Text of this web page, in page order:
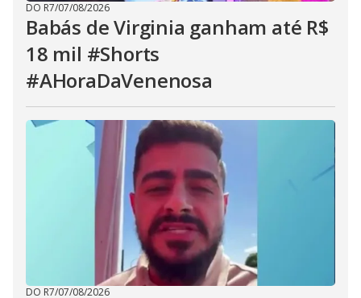
DO R7/07/08/2026
Babás de Virginia ganham até R$
18 mil #Shorts
#AHoraDaVenenosa
DO R7/07/08/2026